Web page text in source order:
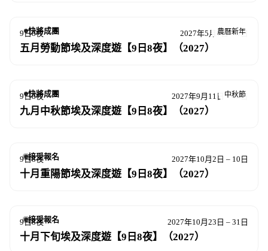
快將成團 農曆新年
9日8夜 2027年5月1日 – 9日
五月勞動節埃及深度遊【9日8夜】（2027）
快將成團 中秋節
9日8夜 2027年9月11日 – 19日
九月中秋節埃及深度遊【9日8夜】（2027）
接受報名
9日8夜 2027年10月2日 – 10日
十月重陽節埃及深度遊【9日8夜】（2027）
接受報名
9日8夜 2027年10月23日 – 31日
十月下旬埃及深度遊【9日8夜】（2027）